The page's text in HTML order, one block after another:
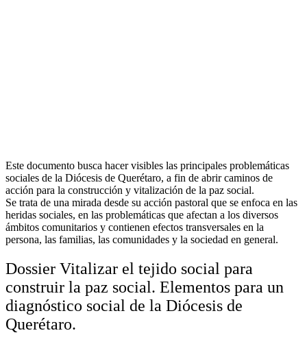
Este documento busca hacer visibles las principales problemáticas
sociales de la Diócesis de Querétaro, a fin de abrir caminos de
acción para la construcción y vitalización de la paz social.
Se trata de una mirada desde su acción pastoral que se enfoca en las
heridas sociales, en las problemáticas que afectan a los diversos
ámbitos comunitarios y contienen efectos transversales en la
persona, las familias, las comunidades y la sociedad en general.
Dossier Vitalizar el tejido social para
construir la paz social. Elementos para un
diagnóstico social de la Diócesis de
Querétaro.